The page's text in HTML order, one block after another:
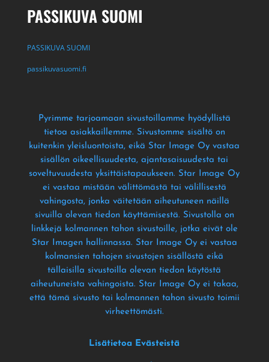
PASSIKUVA SUOMI
PASSIKUVA SUOMI
passikuvasuomi.fi
Pyrimme tarjoamaan sivustoillamme hyödyllistä
tietoa asiakkaillemme. Sivustomme sisältö on
kuitenkin yleisluontoista, eikä Star Image Oy vastaa
sisällön oikeellisuudesta, ajantasaisuudesta tai
soveltuvuudesta yksittäistapaukseen. Star Image Oy
ei vastaa mistään välittömästä tai välillisestä
vahingosta, jonka väitetään aiheutuneen näillä
sivuilla olevan tiedon käyttämisestä. Sivustolla on
linkkejä kolmannen tahon sivustoille, jotka eivät ole
Star Imagen hallinnassa. Star Image Oy ei vastaa
kolmansien tahojen sivustojen sisällöstä eikä
tällaisilla sivustoilla olevan tiedon käytöstä
aiheutuneista vahingoista. Star Image Oy ei takaa,
että tämä sivusto tai kolmannen tahon sivusto toimii
virheettömästi.
Lisätietoa Evästeistä